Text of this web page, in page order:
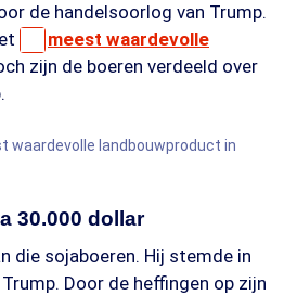
de handelsoorlog van Trump.
meest waardevolle
zijn de boeren verdeeld over
waardevolle landbouwproduct in
30.000 dollar
die sojaboeren. Hij stemde in
Door de heffingen op zijn